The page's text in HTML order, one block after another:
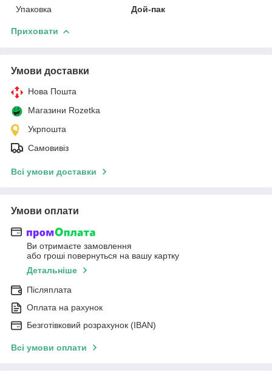
Упаковка
Дой-пак
Приховати
Умови доставки
Нова Пошта
Магазини Rozetka
Укрпошта
Самовивіз
Всі умови доставки
Умови оплати
Ви отримаєте замовлення
або гроші повернуться на вашу картку
Детальніше
Післяплата
Оплата на рахунок
Безготівковий розрахунок (IBAN)
Всі умови оплати